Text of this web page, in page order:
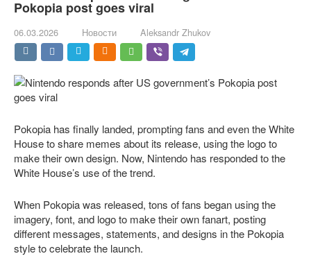
Pokopia post goes viral
06.03.2026 Новости Aleksandr Zhukov
Pokopia has finally landed, prompting fans and even the White
House to share memes about its release, using the logo to
make their own design. Now, Nintendo has responded to the
White House’s use of the trend.
When Pokopia was released, tons of fans began using the
imagery, font, and logo to make their own fanart, posting
different messages, statements, and designs in the Pokopia
style to celebrate the launch.